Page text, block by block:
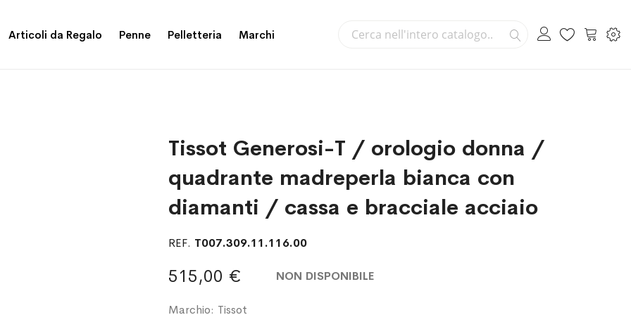
Articoli da Regalo Penne Pelletteria Marchi Cerca
Carrello
Tissot Generosi-T / orologio donna /
quadrante madreperla bianca con
diamanti / cassa e bracciale acciaio
REF. T007.309.11.116.00
515,00 € NON DISPONIBILE
Marchio: Tissot